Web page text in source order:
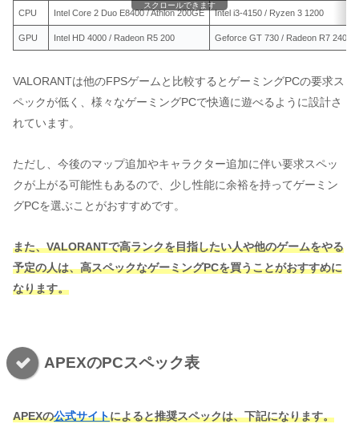
CPU Intel Core 2 Duo E8400 / Athlon 200GE Intel i3-4150 / Ryzen 3 1200
GPU Intel HD 4000 / Radeon R5 200 Geforce GT 730 / Radeon R7 240
スクロールできます
VALORANTは他のFPSゲームと比較するとゲーミングPCの要求ス
ペックが低く、様々なゲーミングPCで快適に遊べるように設計さ
れています。
ただし、今後のマップ追加やキャラクター追加に伴い要求スペッ
クが上がる可能性もあるので、少し性能に余裕を持ってゲーミン
グPCを選ぶことがおすすめです。
また、VALORANTで高ランクを目指したい人や他のゲームをやる
予定の人は、高スペックなゲーミングPCを買うことがおすすめに
なります。
APEXのPCスペック表
APEXの公式サイトによると推奨スペックは、下記になります。